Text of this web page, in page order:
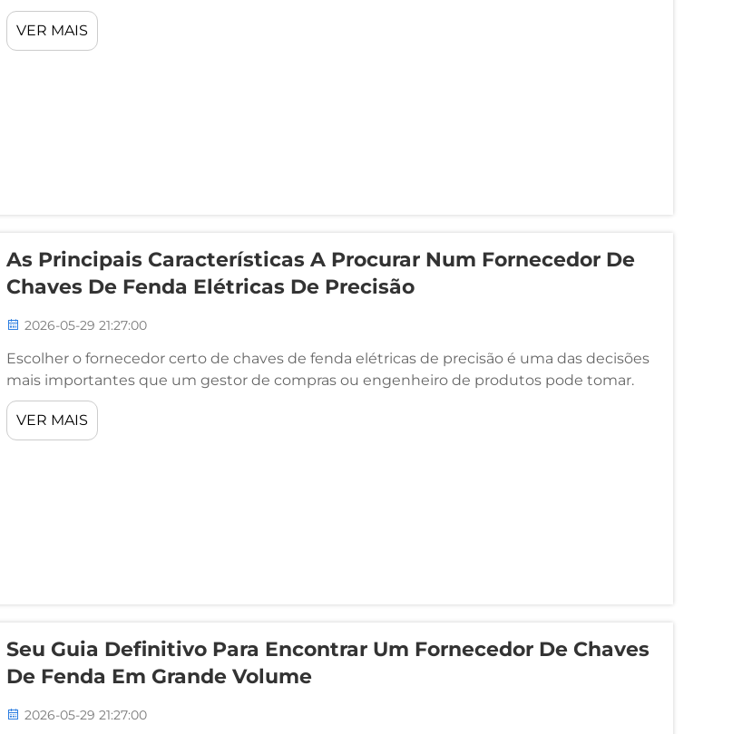
oficina pode tomar. O mercado oferece diversas opções que variam amplamente no
controle de torque, pontas...
VER MAIS
As Principais Características A Procurar Num Fornecedor De
Chaves De Fenda Elétricas De Precisão
2026-05-29 21:27:00
Escolher o fornecedor certo de chaves de fenda elétricas de precisão é uma das decisões
mais importantes que um gestor de compras ou engenheiro de produtos pode tomar.
Seja para aquisição de ferramentas destinadas à montagem eletrônica, fabricação de
dispositivos médicos ou produção de bens de consumo...
VER MAIS
Seu Guia Definitivo Para Encontrar Um Fornecedor De Chaves
De Fenda Em Grande Volume
2026-05-29 21:27:00